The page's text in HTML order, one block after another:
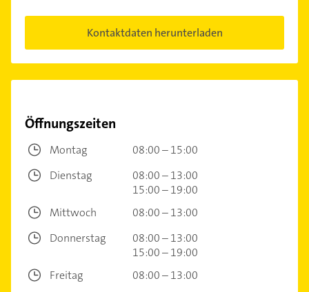
Kontaktdaten herunterladen
Öffnungszeiten
Montag
08:00 – 15:00
Dienstag
08:00 – 13:00
15:00 – 19:00
Mittwoch
08:00 – 13:00
Donnerstag
08:00 – 13:00
15:00 – 19:00
Freitag
08:00 – 13:00